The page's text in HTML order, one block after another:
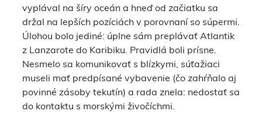
vyplával na šíry oceán a hneď od začiatku sa
držal na lepších pozíciách v porovnaní so súpermi.
Úlohou bolo jediné: úplne sám preplávať Atlantik
z Lanzarote do Karibiku. Pravidlá boli prísne.
Nesmelo sa komunikovať s blízkymi, súťažiaci
museli mať predpísané vybavenie (čo zahŕňalo aj
povinné zásoby tekutín) a rada znela: nedostať sa
do kontaktu s morskými živočíchmi.